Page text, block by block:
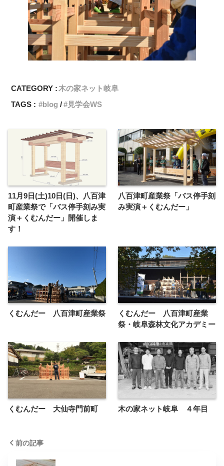
CATEGORY :木の家ネット岐阜
TAGS :
blog 見学会WS
11月9日(土)10日(日)、八百津
町産業祭で「バス停手刻み実
演＋くむんだー」開催しま
す！
八百津町産業祭「バス停手刻
み実演＋くむんだー」
くむんだー 八百津町産業祭
くむんだー 八百津町産業
祭・岐阜森林文化アカデミー
くむんだー 大仙寺門前町 木の家ネット岐阜 ４年目
前の記事